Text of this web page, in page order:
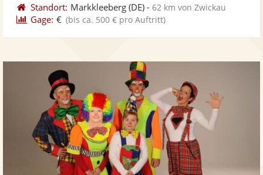
Standort: Markkleeberg (DE) -62 km von Zwickau
Gage: € (bis ca. 500 € pro Auftritt)